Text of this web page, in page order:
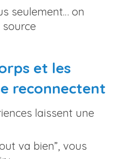
seulement… on
et les
reconnectent
laissent une
va bien”, vous